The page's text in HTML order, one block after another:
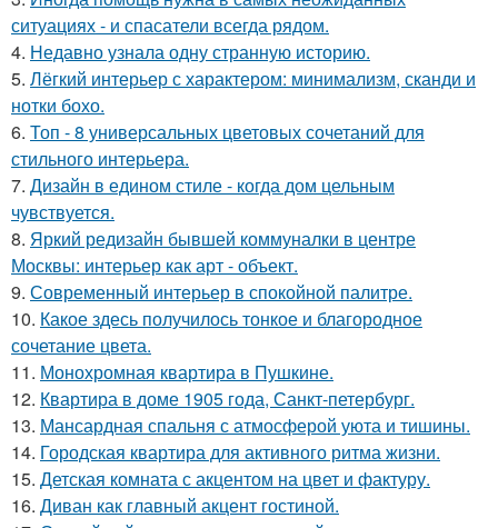
ситуациях - и спасатели всегда рядом.
4. Недавно узнала одну странную историю.
5. Лёгкий интерьер с характером: минимализм, сканди и
нотки бохо.
6. Топ - 8 универсальных цветовых сочетаний для
стильного интерьера.
7. Дизайн в едином стиле - когда дом цельным
чувствуется.
8. Яркий редизайн бывшей коммуналки в центре
Москвы: интерьер как арт - объект.
9. Современный интерьер в спокойной палитре.
10. Какое здесь получилось тонкое и благородное
сочетание цвета.
11. Монохромная квартира в Пушкине.
12. Квартира в доме 1905 года, Санкт-петербург.
13. Мансардная спальня с атмосферой уюта и тишины.
14. Городская квартира для активного ритма жизни.
15. Детская комната с акцентом на цвет и фактуру.
16. Диван как главный акцент гостиной.